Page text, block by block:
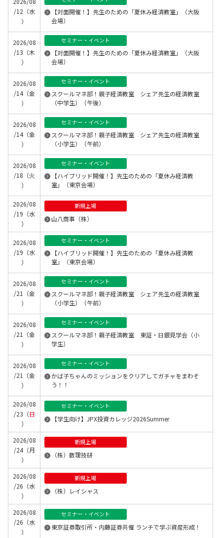
/12（水
）
【対面開催！】先生のための「夏休み経済教室」（大阪
会場）
2026/08
/13（木
）
セミナー・イベント
【対面開催！】先生のための「夏休み経済教室」（大阪
会場）
2026/08
/14（金
）
セミナー・イベント
スクールマネ部！親子経済教室 シェア先生の経済教室
（中学生）（午後）
2026/08
/14（金
）
セミナー・イベント
スクールマネ部！親子経済教室 シェア先生の経済教室
（小学生）（午前）
2026/08
/18（火
）
セミナー・イベント
【ハイブリッド開催！】先生のための「夏休み経済教
室」（東京会場）
2026/08
/19（水
）
新規上場
山八商事（株）
2026/08
/19（水
）
セミナー・イベント
【ハイブリッド開催！】先生のための「夏休み経済教
室」（東京会場）
2026/08
/21（金
）
セミナー・イベント
スクールマネ部！親子経済教室 シェア先生の経済教室
（小学生）（午前）
2026/08
/21（金
）
セミナー・イベント
スクールマネ部！親子経済教室 東証・日銀見学会（小
学生）
2026/08
/21（金
）
セミナー・イベント
かば子ちゃんのミッションをクリアしてガチャをまわそ
う！！
2026/08
/23（日
）
セミナー・イベント
【学生向け】JPX投資カレッジ2026Summer
2026/08
/24（月
）
新規上場
（株）数理技研
2026/08
/26（水
）
新規上場
（株）レイシャス
2026/08
/26（水
）
セミナー・イベント
東京証券取引所・内藤証券共催 ランチで学ぶ資産形成！